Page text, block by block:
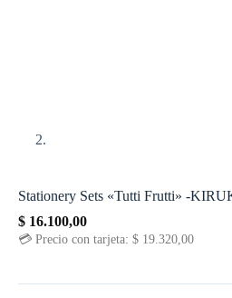
Stationery Sets «Tutti Frutti» -
$ 16.100,00
💳 Precio con tarjeta: $ 19.320,00